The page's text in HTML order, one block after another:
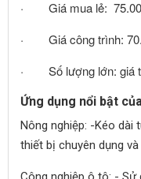
· Giá mua lẻ:
· Giá công trình:
· Số lượng lớn: giá
Ứng dụng nổi bật
Nông nghiệp: -Kéo dài
thiết bị chuyên dụng